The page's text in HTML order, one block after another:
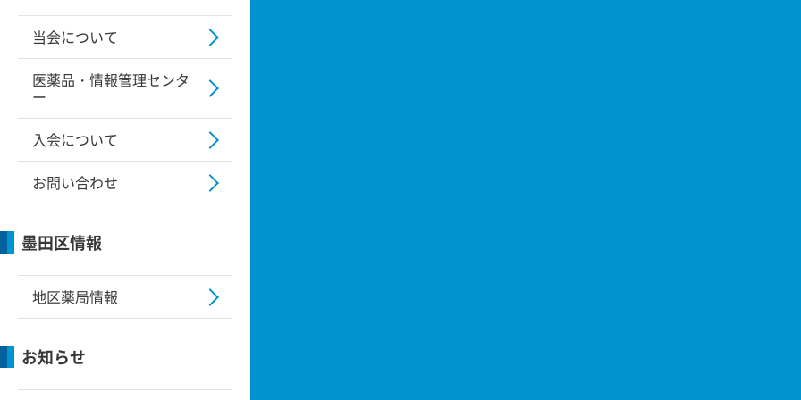
当会について
医薬品・情報管理センタ
ー
入会について
お問い合わせ
墨田区情報
地区薬局情報
お知らせ